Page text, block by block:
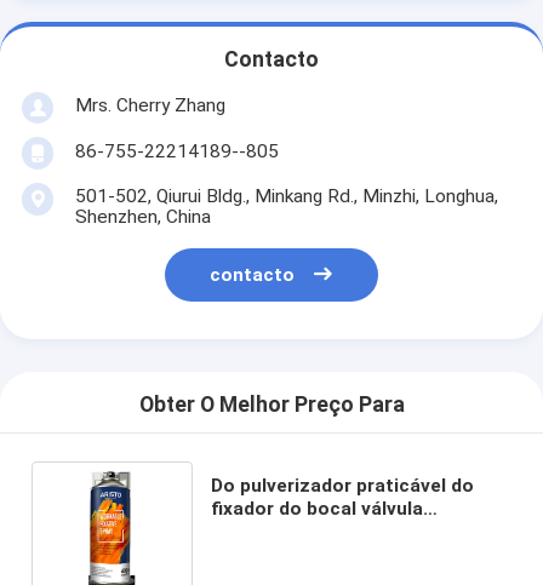
Contacto
Mrs. Cherry Zhang
86-755-22214189--805
501-502, Qiurui Bldg., Minkang Rd., Minzhi, Longhua,
Shenzhen, China
contacto
Obter O Melhor Preço Para
Do pulverizador praticável do
fixador do bocal válvula